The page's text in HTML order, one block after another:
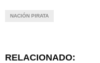
NACIÓN PIRATA
RELACIONADO: